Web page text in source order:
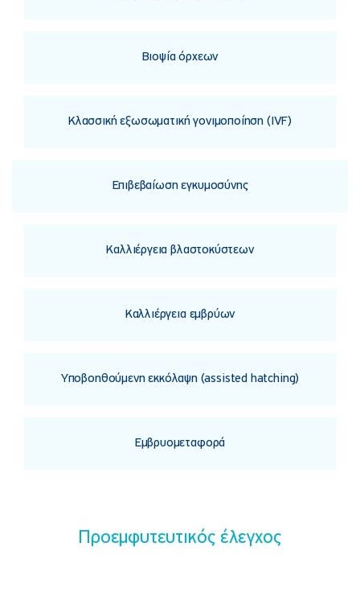
Βιοψία όρχεων
Κλασσική εξωσωματική γονιμοποίηση (IVF)
Επιβεβαίωση εγκυμοσύνης
Καλλιέργεια βλαστοκύστεων
Καλλιέργεια εμβρύων
Υποβοηθούμενη εκκόλαψη (assisted hatching)
Εμβρυομεταφορά
Προεμφυτευτικός έλεγχος